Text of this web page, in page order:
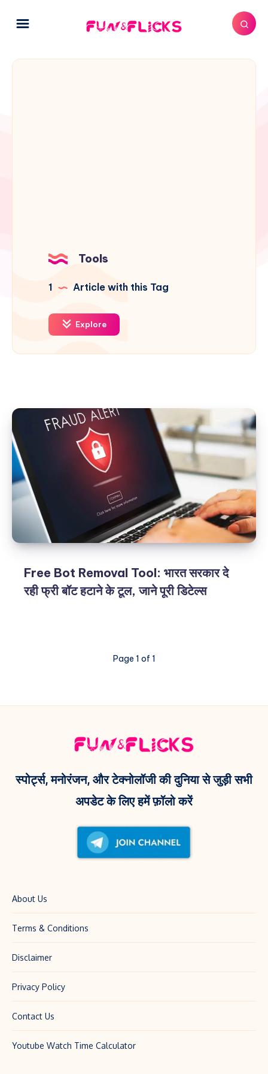
Tools
1 Article with this Tag
Explore
Free Bot Removal Tool: भारत सरकार दे
रही फ्री बॉट हटाने के टूल, जाने पूरी डिटेल्स
Page 1 of 1
स्पोर्ट्स, मनोरंजन, और टेक्नोलॉजी की दुनिया से जुड़ी सभी
अपडेट के लिए हमें फ़ॉलो करें
About Us
Terms & Conditions
Disclaimer
Privacy Policy
Contact Us
Youtube Watch Time Calculator